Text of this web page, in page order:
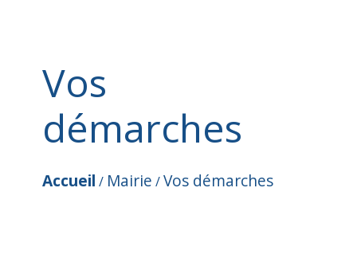
Vos
démarches
Accueil / Mairie /Vos démarches